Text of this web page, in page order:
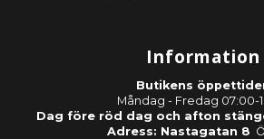
Information
Butikens
Måndag - Fredag 07:00-
Dag före röd dag och afton
Adress: Nastagatan 8